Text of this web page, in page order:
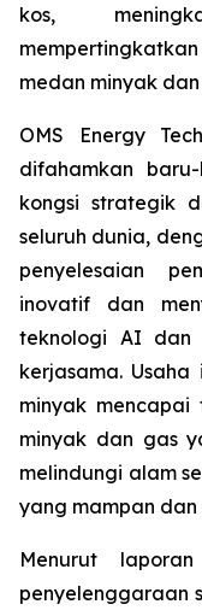
kos,
medan minyak
OMS Energy
difahamkan
kongsi strategik
seluruh dunia,
penyelesaian
inovatif dan
teknologi AI dan
kerjasama.
minyak
minyak dan gas
melindungi alam
yang mampan dan
Menurut
penyelenggaraan